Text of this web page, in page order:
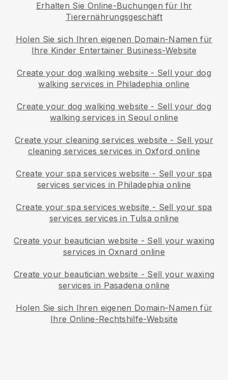
Erhalten Sie Online-Buchungen für Ihr
Tierernährungsgeschäft
Holen Sie sich Ihren eigenen Domain-Namen für
Ihre Kinder Entertainer Business-Website
Create your dog walking website - Sell your dog
walking services in Philadephia online
Create your dog walking website - Sell your dog
walking services in Seoul online
Create your cleaning services website - Sell your
cleaning services services in Oxford online
Create your spa services website - Sell your spa
services services in Philadephia online
Create your spa services website - Sell your spa
services services in Tulsa online
Create your beautician website - Sell your waxing
services in Oxnard online
Create your beautician website - Sell your waxing
services in Pasadena online
Holen Sie sich Ihren eigenen Domain-Namen für
Ihre Online-Rechtshilfe-Website